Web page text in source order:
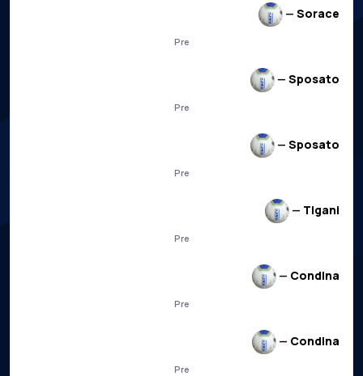
— Sorace
Pre
— Sposato
Pre
— Sposato
Pre
— Tigani
Pre
— Condina
Pre
— Condina
Pre